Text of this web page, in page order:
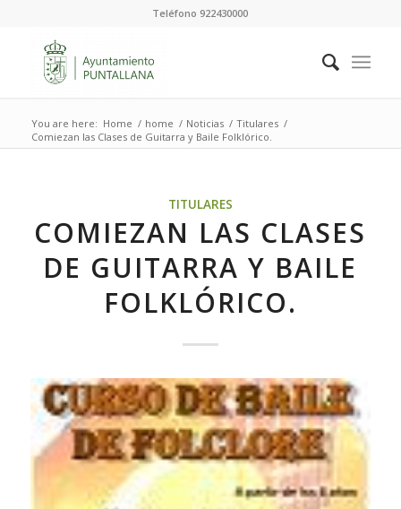
Teléfono 922430000
You are here: Home / home / Noticias / Titulares /
Comiezan las Clases de Guitarra y Baile Folklórico.
TITULARES
COMIEZAN LAS CLASES
DE GUITARRA Y BAILE
FOLKLÓRICO.